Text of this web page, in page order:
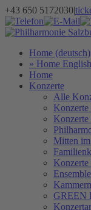
Zum
Inhalt
springen
+43 650 5172030|
Facebook
YouTube
Instagram
Telefon
E-
Mail
Home (deutsch)
» Home
Home
Konzerte
Alle
Konzerte
Mitten
Konzerte
GREEN